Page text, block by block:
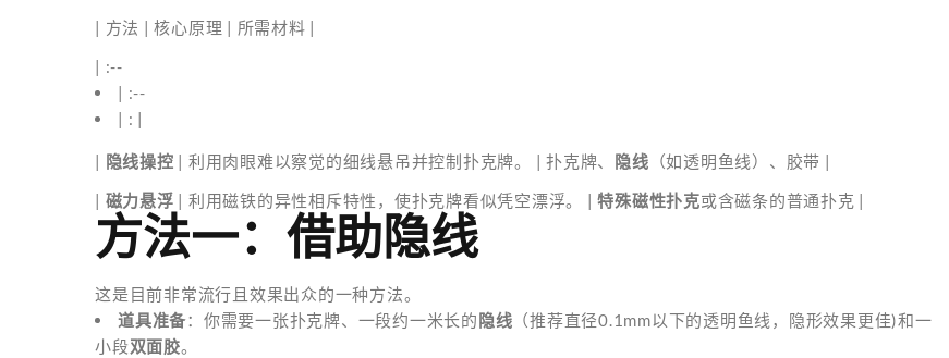
| 方法 | 核心原理 | 所需材料 |
| :--
| :--
| : |
| 隐线操控 | 利用肉眼难以察觉的细线悬吊并控制扑克牌。 | 扑克牌、 隐线 （如透明鱼线）、胶带 |
| 磁力悬浮 | 利用磁铁的异性相斥特性，使扑克牌看似凭空漂浮。 |特殊磁性扑克或含磁条的普通扑克 |
方法一：借助隐线
这是目前非常流行且效果出众的一种方法。
道具准备：你需要一张扑克牌、一段约一米长的隐线 （推荐直径0.1mm以下的透明鱼线，隐形效果更佳)和一
小段双面胶。